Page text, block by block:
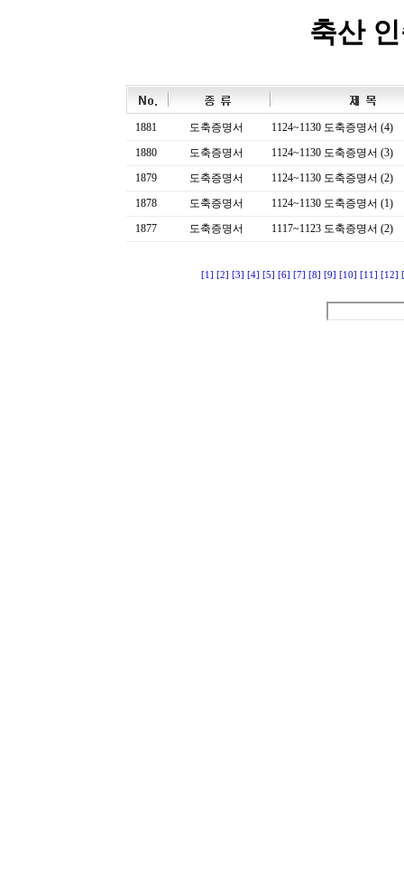
축산
1881 도축증명서
1124~1130 도축증명서 (4)
1880
도축증명서
1124~1130 도축증명서 (3)
1879
도축증명서
1124~1130 도축증명서 (2)
1878
도축증명서
1124~1130 도축증명서 (1)
1877
도축증명서 1117~1123 도축증명서 (2)
[1] [2] [3] [4] [5] [6] [7] [8] [9] [10] [11] [12]